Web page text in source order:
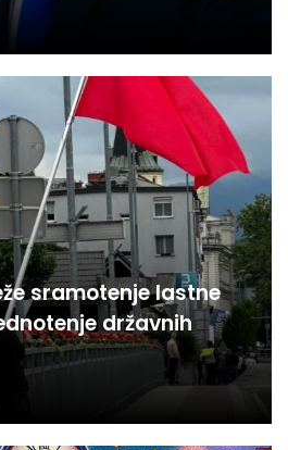
sramotenje lastne
državnih